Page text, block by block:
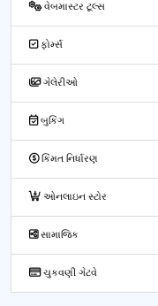
વેબમાસ્ટર ટૂલ્સ
ફોર્મ્સ
ગેલેરીઓ
બુકિંગ
કિંમત નિર્ધારણ
ઓનલાઇન સ્ટોર
સામાજિક
ચુકવણી ગેટવે